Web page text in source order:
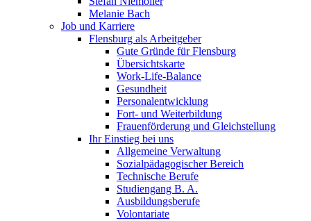
Melanie Bach
Job und Karriere
Flensburg als Arbeitgeber
Gute Gründe für Flensburg
Übersichtskarte
Work-Life-Balance
Gesundheit
Personalentwicklung
Fort- und Weiterbildung
Frauenförderung und Gleichstellung
Ihr Einstieg bei uns
Allgemeine Verwaltung
Sozialpädagogischer Bereich
Technische Berufe
Studiengang B. A.
Ausbildungsberufe
Volontariate